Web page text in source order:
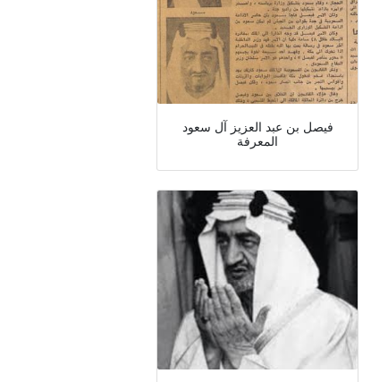
فيصل بن عبد العزيز آل سعود
المعرفة